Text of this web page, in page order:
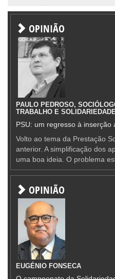
OPINIÃO
PAULO PEDROSO,
TRABALHO E SOLIDARIEDADE
PSU: um regresso à inserção
Volto ao tema da Prestação
anterior. A simplificação dos
uma boa ideia. O problema
OPINIÃO
EUGÉNIO FONSECA